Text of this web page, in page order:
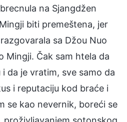
na Sjangdžen
biti premeštena, jer
sa Džou Nuo
Mingji. Čak sam htela da
da je vratim, sve samo da
i reputaciju kod braće i
se kao nevernik, boreći se